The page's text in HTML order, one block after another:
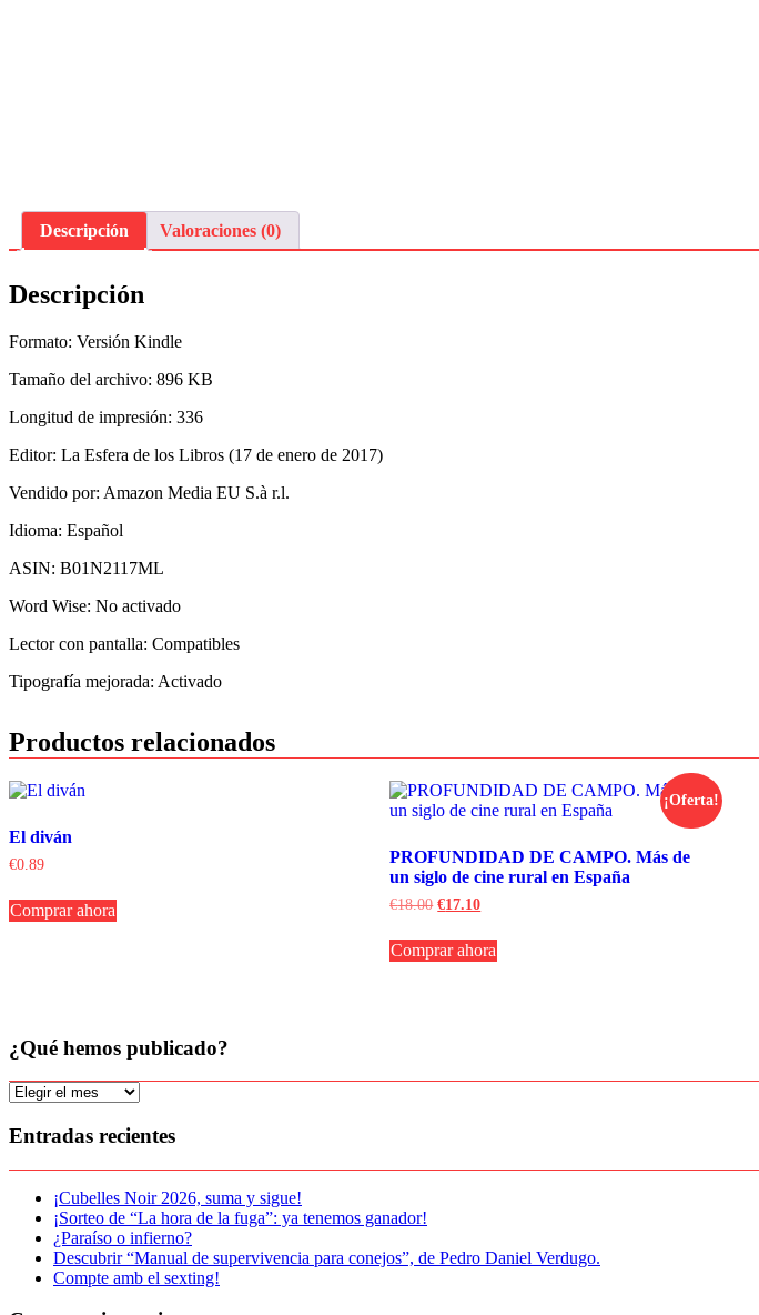
Descripción Valoraciones (0)
Descripción
Formato: Versión Kindle
Tamaño del archivo: 896 KB
Longitud de impresión: 336
Editor: La Esfera de los Libros (17 de enero de 2017)
Vendido por: Amazon Media EU S.à r.l.
Idioma: Español
ASIN: B01N2117ML
Word Wise: No activado
Lector con pantalla: Compatibles
Tipografía mejorada: Activado
Productos relacionados
El diván
€0.89
Comprar ahora
¡Oferta!
PROFUNDIDAD DE CAMPO. Más de
un siglo de cine rural en España
€18.00 El
original
era:
€17.10El
actual
es:
Comprar ahora
¿Qué hemos publicado?
¿Qué
publicado?
Entradas recientes
¡Cubelles Noir 2026, suma y sigue!
¡Sorteo de “La hora de la fuga”: ya tenemos ganador!
¿Paraíso o infierno?
Descubrir “Manual de supervivencia para conejos”, de Pedro Daniel Verdugo.
Compte amb el sexting!